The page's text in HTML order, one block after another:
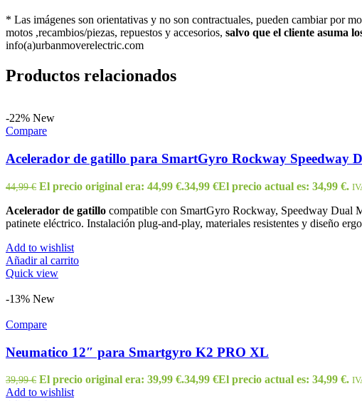
* Las imágenes son orientativas y no son contractuales, pueden cambiar por
motos ,recambios/piezas, repuestos y accesorios, salvo que el cliente asuma
info(a)urbanmoverelectric.com
Productos relacionados
-22% New
Compare
Acelerador de gatillo para SmartGyro Rockway Speedway
44,99€ El precio original era: 44,99 €.34,99 €El precio actual es: 34,99 €.
Acelerador de gatillo compatible con SmartGyro Rockway, Speedway Dual
patinete eléctrico. Instalación plug-and-play, materiales resistentes y diseño
Add to wishlist
Añadir al carrito
Quick view
-13% New
Compare
Neumatico 12″ para Smartgyro K2 PRO XL
39,99€ El precio original era: 39,99 €.34,99 €El precio actual es: 34,99 €.
Add to wishlist